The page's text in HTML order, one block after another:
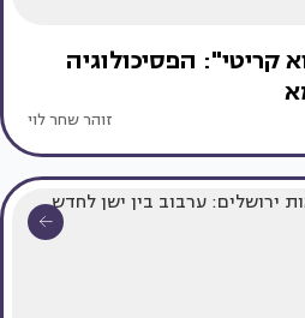
קריטי": הפסיכולוגיה
זוהר שחר לוי